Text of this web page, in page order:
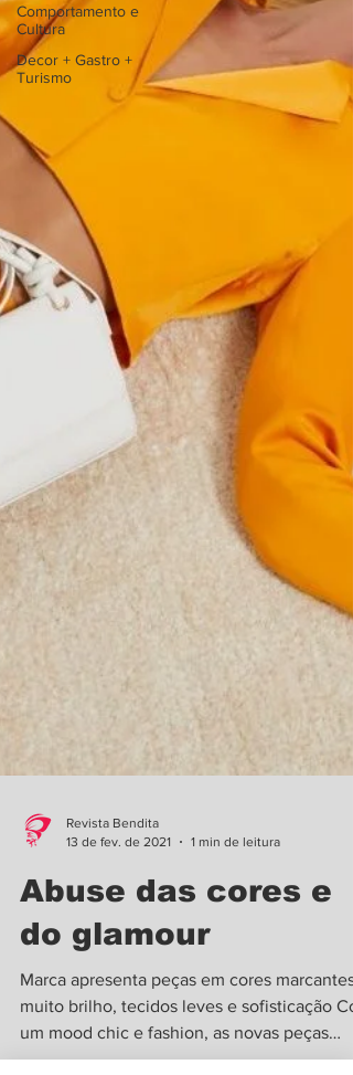
Comportamento e
Cultura
Decor + Gastro +
Turismo
Revista Bendita
13 de fev. de 2021
1 min de leitura
Abuse das cores e
do glamour
Marca apresenta peças em cores marcantes,
muito brilho, tecidos leves e sofisticação